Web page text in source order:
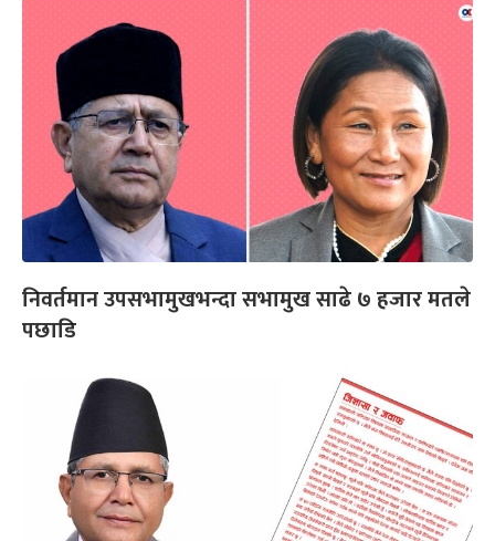
निवर्तमान उपसभामुखभन्दा सभामुख साढे ७ हजार मतले
पछाडि